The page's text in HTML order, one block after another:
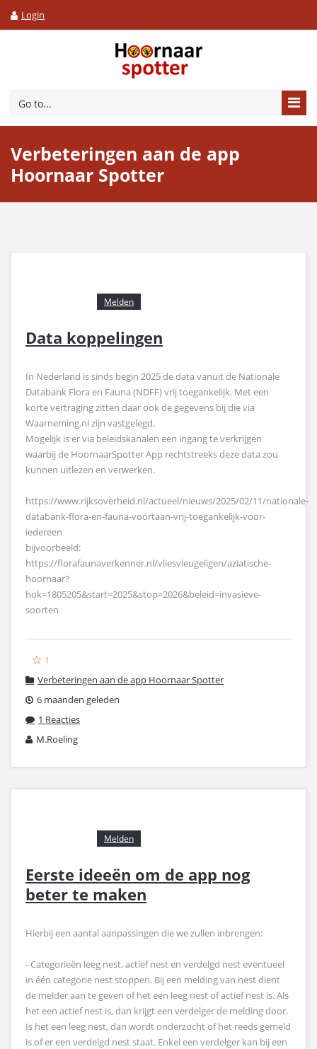
Login
Go to...
Verbeteringen aan de app
Hoornaar Spotter
Data koppelingen
Melden
In Nederland is sinds begin 2025 de data vanuit de Nationale
Databank Flora en Fauna (NDFF) vrij toegankelijk. Met een
korte vertraging zitten daar ook de gegevens bij die via
Waarneming.nl zijn vastgelegd.
Mogelijk is er via beleidskanalen een ingang te verkrijgen
waarbij de HoornaarSpotter App rechtstreeks deze data zou
kunnen uitlezen en verwerken.
https://www.rijksoverheid.nl/actueel/nieuws/2025/02/11/nationale-
databank-flora-en-fauna-voortaan-vrij-toegankelijk-voor-
iedereen
bijvoorbeeld:
https://florafaunaverkenner.nl/vliesvleugeligen/aziatische-
hoornaar?
hok=1805205&start=2025&stop=2026&beleid=invasieve-
soorten
1
Verbeteringen aan de app Hoornaar Spotter
6 maanden geleden
1 Reacties
M.Roeling
Eerste ideeën om de app nog
beter te maken
Melden
Hierbij een aantal aanpassingen die we zullen inbrengen:
- Categorieën leeg nest, actief nest en verdelgd nest eventueel
in één categorie nest stoppen. Bij een melding van nest dient
de melder aan te geven of het een leeg nest of actief nest is. Als
het een actief nest is, dan krijgt een verdelger de melding door.
Is het een leeg nest, dan wordt onderzocht of het reeds gemeld
is of er een verdelgd nest staat. Enkel een verdelger kan bij een